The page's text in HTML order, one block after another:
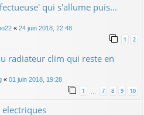
qui s'allume puis...
« 24 juin 2018, 22:48
1 2
radiateur clim qui reste en
« 01 juin 2018, 19:28
1 7 8 9 10